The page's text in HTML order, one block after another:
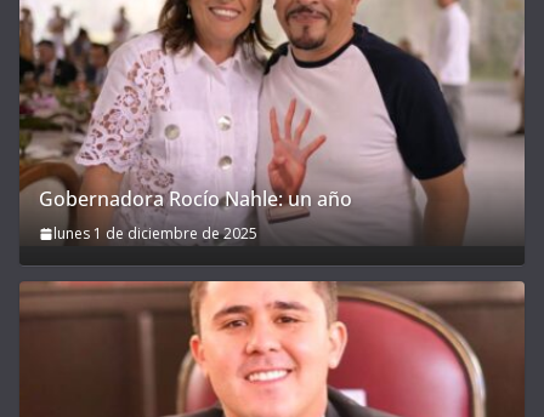
Gobernadora Rocío Nahle: un año
lunes 1 de diciembre de 2025